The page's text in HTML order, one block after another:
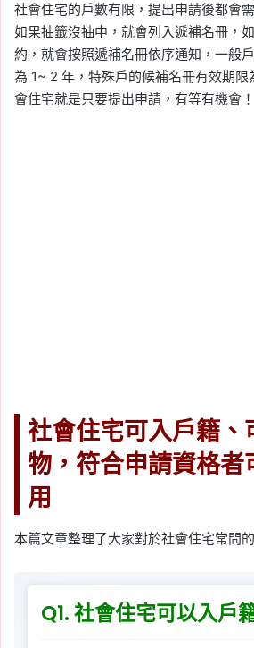
社會住宅的戶數有限，提出申請後都會
如果抽籤沒抽中，就會列入遞補名冊，
約，就會按照遞補名冊依序通知，一般
為 1~ 2 年，特殊戶的候補名冊有效期
會住宅就是只要提出申請，有等有機會！
社會住宅可入戶籍、
物，符合申請資格者
用
本篇文章整理了大家對於社會住宅常問
Q1. 社會住宅可以入戶